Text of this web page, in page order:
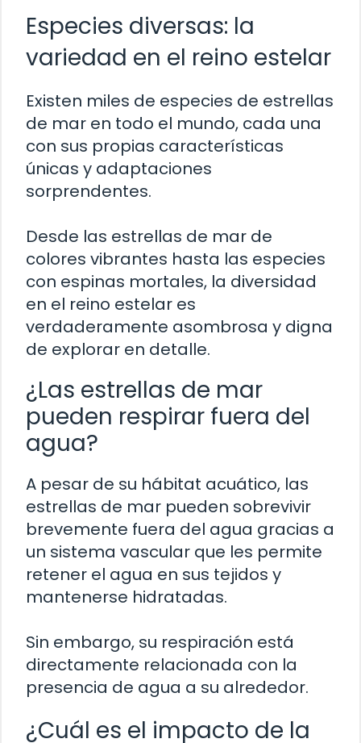
Especies diversas: la
variedad en el reino estelar
Existen miles de especies de estrellas
de mar en todo el mundo, cada una
con sus propias características
únicas y adaptaciones
sorprendentes.
Desde las estrellas de mar de
colores vibrantes hasta las especies
con espinas mortales, la diversidad
en el reino estelar es
verdaderamente asombrosa y digna
de explorar en detalle.
¿Las estrellas de mar
pueden respirar fuera del
agua?
A pesar de su hábitat acuático, las
estrellas de mar pueden sobrevivir
brevemente fuera del agua gracias a
un sistema vascular que les permite
retener el agua en sus tejidos y
mantenerse hidratadas.
Sin embargo, su respiración está
directamente relacionada con la
presencia de agua a su alrededor.
¿Cuál es el impacto de la